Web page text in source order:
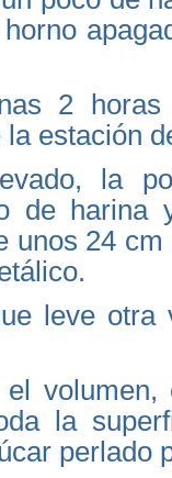
2
estación
la
de harina
unos 24
leve otra
la
perlado